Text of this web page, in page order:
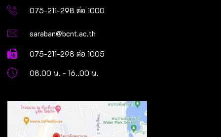
075-211-298 ต่อ 1000
saraban@bcnt.ac.th
075-211-298 ต่อ 1005
08.00 น. - 16..00 น.